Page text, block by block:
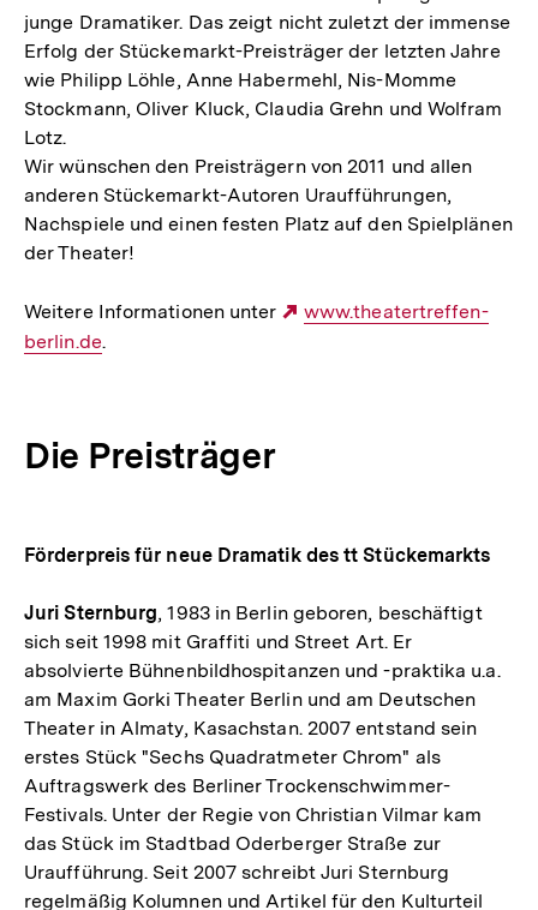
junge Dramatiker. Das zeigt nicht zuletzt der immense
Erfolg der Stückemarkt-Preisträger der letzten Jahre
wie Philipp Löhle, Anne Habermehl, Nis-Momme
Stockmann, Oliver Kluck, Claudia Grehn und Wolfram
Lotz.
Wir wünschen den Preisträgern von 2011 und allen
anderen Stückemarkt-Autoren Uraufführungen,
Nachspiele und einen festen Platz auf den Spielplänen
der Theater!
Weitere Informationen unter
Externer
www.theatertreffen-
berlin.de.
Die Preisträger
Förderpreis für neue Dramatik des tt Stückemarkts
Juri Sternburg, 1983 in Berlin geboren, beschäftigt
sich seit 1998 mit Graffiti und Street Art. Er
absolvierte Bühnenbildhospitanzen und -praktika u.a.
am Maxim Gorki Theater Berlin und am Deutschen
Theater in Almaty, Kasachstan. 2007 entstand sein
erstes Stück "Sechs Quadratmeter Chrom" als
Auftragswerk des Berliner Trockenschwimmer-
Festivals. Unter der Regie von Christian Vilmar kam
das Stück im Stadtbad Oderberger Straße zur
Uraufführung. Seit 2007 schreibt Juri Sternburg
regelmäßig Kolumnen und Artikel für den Kulturteil